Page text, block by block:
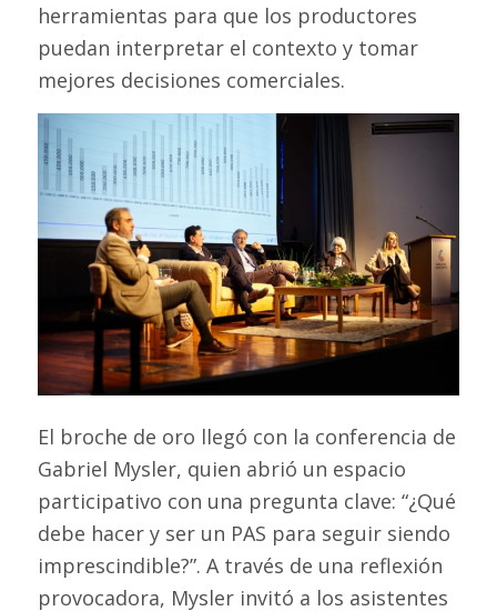
herramientas para que los productores
puedan interpretar el contexto y tomar
mejores decisiones comerciales.
El broche de oro llegó con la conferencia de
Gabriel Mysler, quien abrió un espacio
participativo con una pregunta clave: “¿Qué
debe hacer y ser un PAS para seguir siendo
imprescindible?”. A través de una reflexión
provocadora, Mysler invitó a los asistentes